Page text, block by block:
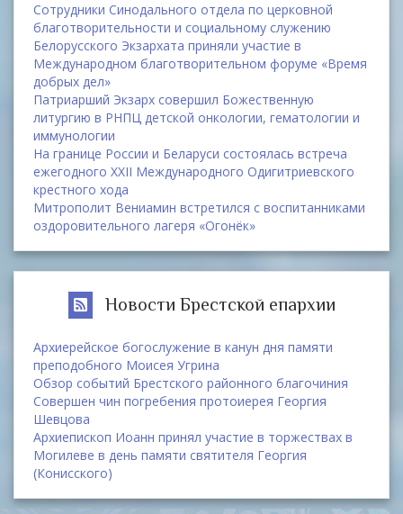
Сотрудники Синодального отдела по церковной
благотворительности и социальному служению
Белорусского Экзархата приняли участие в
Международном благотворительном форуме «Время
добрых дел»
Патриарший Экзарх совершил Божественную
литургию в РНПЦ детской онкологии, гематологии и
иммунологии
На границе России и Беларуси состоялась встреча
ежегодного XXII Международного Одигитриевского
крестного хода
Митрополит Вениамин встретился с воспитанниками
оздоровительного лагеря «Огонёк»
Новости Брестской епархии
Архиерейское богослужение в канун дня памяти
преподобного Моисея Угрина
Обзор событий Брестского районного благочиния
Совершен чин погребения протоиерея Георгия
Шевцова
Архиепископ Иоанн принял участие в торжествах в
Могилеве в день памяти святителя Георгия
(Конисского)